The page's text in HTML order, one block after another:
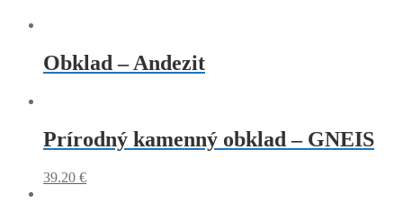
Obklad – Andezit
Prírodný kamenný obklad – GNEIS
39.20 €